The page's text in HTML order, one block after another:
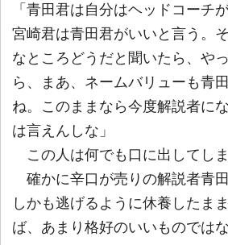
「青田君は自分はヘッドコーチ
宮崎君は青田君がいいと言う。
なところどうだと聞いたら、や
ら、まあ、ネームバリューも青
ね。このままなら今度解説者に
は言えんしな」
この人は何でも口に出してしま
確かに辛口が売りの解説者青田
しかも逃げるように休養したま
ば、あまり格好のいいものではな